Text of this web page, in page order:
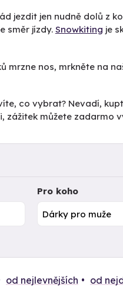
jezdit jen nudně dolů z
směr jízdy. Snowkiting je
mrzne nos, mrkněte na
co vybrat? Nevadí,
zážitek můžete zadarmo
Pro koho
od nejlevnějších od